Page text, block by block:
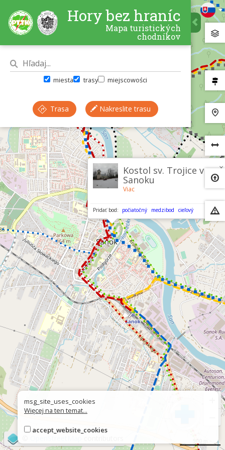
×
Kostol sv. Trojice v
Sanoku
Viac
Pridať bod: počiatočný medzibod cieľový
Hory bez hraníc
Mapa turistických
chodníkov
miesta trasy miejscowości
Trasa Nakreslite trasu
msg_site_uses_cookies
Więcej na ten temat...
accept_website_cookies